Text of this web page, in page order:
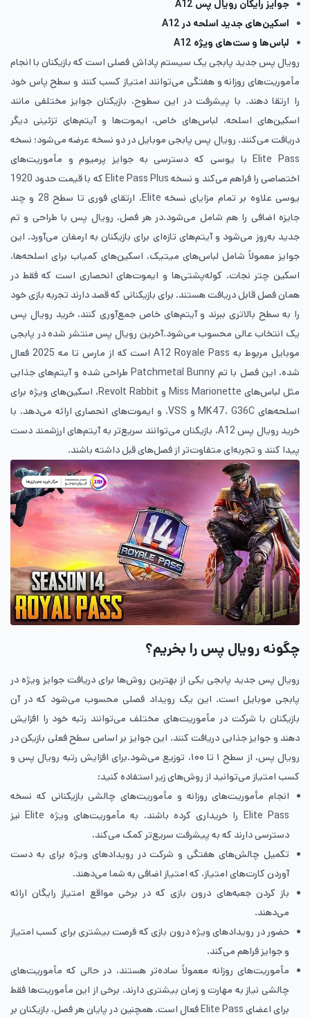
جوایز رایگان رویال پس A12
اسکین‌های جدید اسلحه در A12
لباس‌ها و ست‌های ویژه A12
رویال پس جدید پابجی یک سیستم پاداش فصلی است که بازیکنان با انجام
مأموریت‌های روزانه و هفتگی می‌توانند امتیاز کسب کنند و سطح پاس خود
را ارتقا دهند. با پیشرفت در این سطوح، بازیکنان جوایز مختلفی مانند
اسکین‌های اسلحه، لباس‌های خاص، ایموت‌ها و آیتم‌های تزئینی دیگر
دریافت می‌کنند. رویال پس پابجی موبایل در دو نسخه عرضه می‌شود؛ نسخه
Elite Pass با یوسی که دسترسی به جوایز پرمیوم و مأموریت‌های
اختصاصی را فراهم می‌کند و نسخه Elite Pass Plus که با قیمت حدود 1920
یوسی علاوه بر تمام مزایای نسخه Elite، ارتقای فوری تا سطح 28 و چند
جایزه اضافی را هم شامل می‌شود.در هر فصل، رویال پس با طراحی و تم
جدید به‌روز می‌شود و آیتم‌های تازه‌ای برای بازیکنان به ارمغان می‌آورد. این
جوایز معمولاً شامل لباس‌های میتیک، اسکین‌های کمیاب برای اسلحه‌ها،
اسکین چتر نجات، کوله‌پشتی‌ها و ایموت‌های انحصاری است که فقط در
همان فصل قابل دریافت هستند. برای بازیکنانی که قصد دارند تجربه بازی خود
را به سطح بالاتری ببرند و آیتم‌های خاص جمع‌آوری کنند، خرید رویال پس
یک انتخاب عالی محسوب می‌شود.آخرین رویال پس منتشر شده در پابجی
موبایل مربوط به A12 Royale Pass است که از مارس تا مه 2025 فعال
شده. این فصل با تم Patchmetal Bunny طراحی شده و آیتم‌های جذابی
مثل لباس‌های Miss Marionette و Revolt Rabbit، اسکین‌های ویژه برای
اسلحه‌های MK47، G36C و VSS، و ایموت‌های انحصاری ارائه می‌دهد. با
خرید رویال پس A12، بازیکنان می‌توانند سریع‌تر به آیتم‌های ارزشمند دست
پیدا کنند و تجربه‌ای متفاوت‌تر از فصل‌های قبل داشته باشند.
چگونه رویال پس را بخریم؟
رویال پس جدید پابجی یکی از بهترین روش‌ها برای دریافت جوایز ویژه در
پابجی موبایل است. این یک رویداد فصلی محسوب می‌شود که در آن
بازیکنان با شرکت در مأموریت‌های مختلف می‌توانند رتبه خود را افزایش
دهند و جوایز جذابی دریافت کنند. این جوایز بر اساس سطح فعلی بازیکن در
رویال پس، از سطح ۱ تا ۱۰۰، توزیع می‌شود.برای افزایش رتبه رویال پس و
کسب امتیاز می‌توانید از روش‌های زیر استفاده کنید:
انجام مأموریت‌های روزانه و مأموریت‌های چالشی بازیکنانی که نسخه
Elite Pass را خریداری کرده باشند، به مأموریت‌های ویژه Elite نیز
دسترسی دارند که به پیشرفت سریع‌تر کمک می‌کند.
تکمیل چالش‌های هفتگی و شرکت در رویدادهای ویژه برای به دست
آوردن کارت‌های امتیاز، که امتیاز اضافی به شما می‌دهند.
باز کردن جعبه‌های درون بازی که در برخی مواقع امتیاز رایگان ارائه
می‌دهند.
حضور در رویدادهای ویژه درون بازی که فرصت بیشتری برای کسب امتیاز
و جوایز فراهم می‌کند.
مأموریت‌های روزانه معمولاً ساده‌تر هستند، در حالی که مأموریت‌های
چالشی نیاز به مهارت و زمان بیشتری دارند. برخی از این مأموریت‌ها فقط
برای اعضای Elite Pass فعال است. همچنین در پایان هر فصل، بازیکنان بر